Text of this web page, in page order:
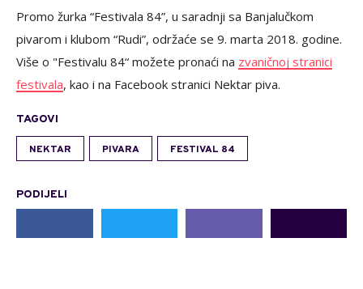
Promo žurka “Festivala 84”, u saradnji sa Banjalučkom
pivarom i klubom “Rudi”, održaće se 9. marta 2018. godine.
Više o "Festivalu 84“ možete pronaći na zvaničnoj stranici
festivala, kao i na Facebook stranici Nektar piva.
TAGOVI
NEKTAR PIVARA FESTIVAL 84
PODIJELI